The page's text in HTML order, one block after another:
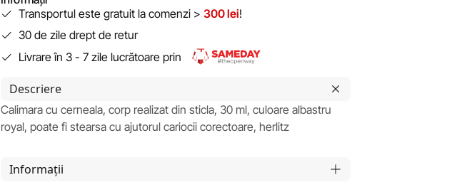
Transportul este gratuit la comenzi > 300 lei!
30 de zile drept de retur
Livrare în 3 - 7 zile lucrătoare prin
Descriere
Calimara cu cerneala, corp realizat din sticla, 30 ml, culoare albastru
royal, poate fi stearsa cu ajutorul cariocii corectoare, herlitz
Informații